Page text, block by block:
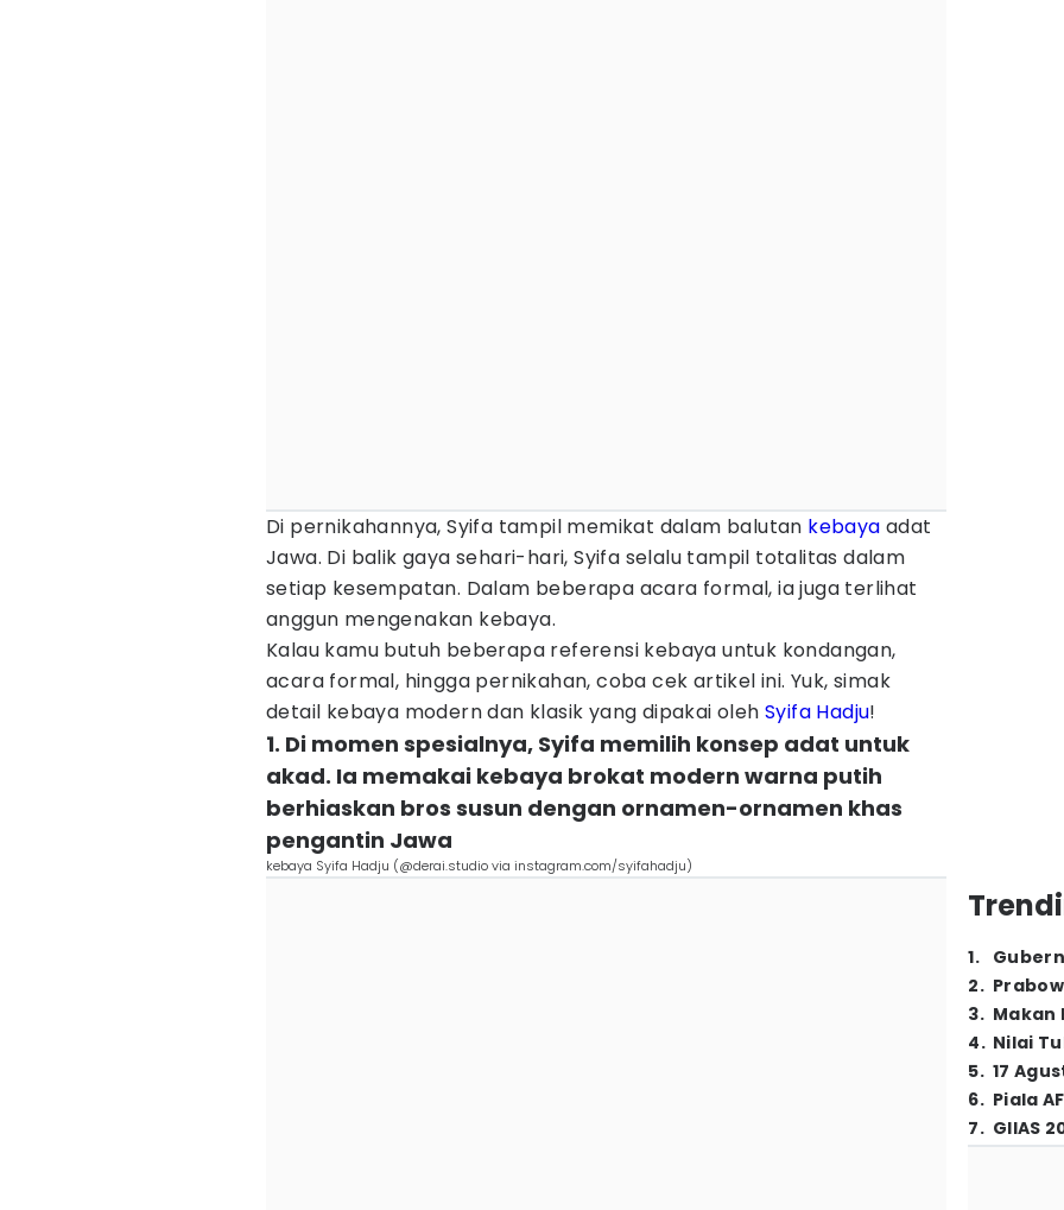
Di pernikahannya, Syifa tampil memikat dalam balutan kebaya adat
Jawa. Di balik gaya sehari-hari, Syifa selalu tampil totalitas dalam
setiap kesempatan. Dalam beberapa acara formal, ia juga terlihat
anggun mengenakan kebaya.
Kalau kamu butuh beberapa referensi kebaya untuk kondangan,
acara formal, hingga pernikahan, coba cek artikel ini. Yuk, simak
detail kebaya modern dan klasik yang dipakai oleh Syifa Hadju!
1. Di momen spesialnya, Syifa memilih konsep adat untuk
akad. Ia memakai kebaya brokat modern warna putih
berhiaskan bros susun dengan ornamen-ornamen khas
pengantin Jawa
kebaya Syifa Hadju (@derai.studio via instagram.com/syifahadju)
1.
2.
3. Makan
4. Nilai
5. 17
6. Piala
7. GIIAS